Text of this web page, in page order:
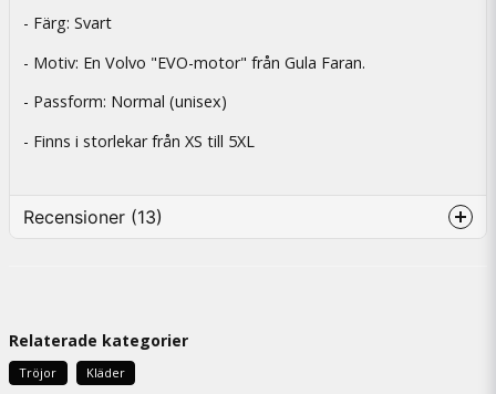
- Färg: Svart
- Motiv: En Volvo "EVO-motor" från Gula Faran.
- Passform: Normal (unisex)
- Finns i storlekar från XS till 5XL
Recensioner (13)
Ann-sofie
för 9 månader sedan
Relaterade kategorier
Tröjor Kläder